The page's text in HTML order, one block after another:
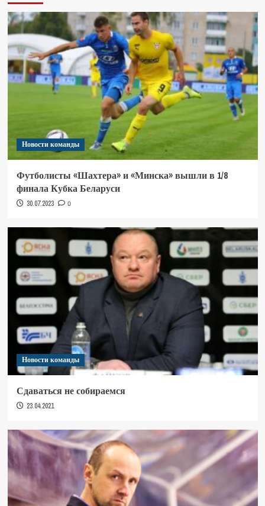
Новости команды
Футболисты «Шахтера» и «Минска» вышли в 1/8
финала Кубка Беларуси
30.07.2023 0
Новости команды
Сдаваться не собираемся
23.04.2021